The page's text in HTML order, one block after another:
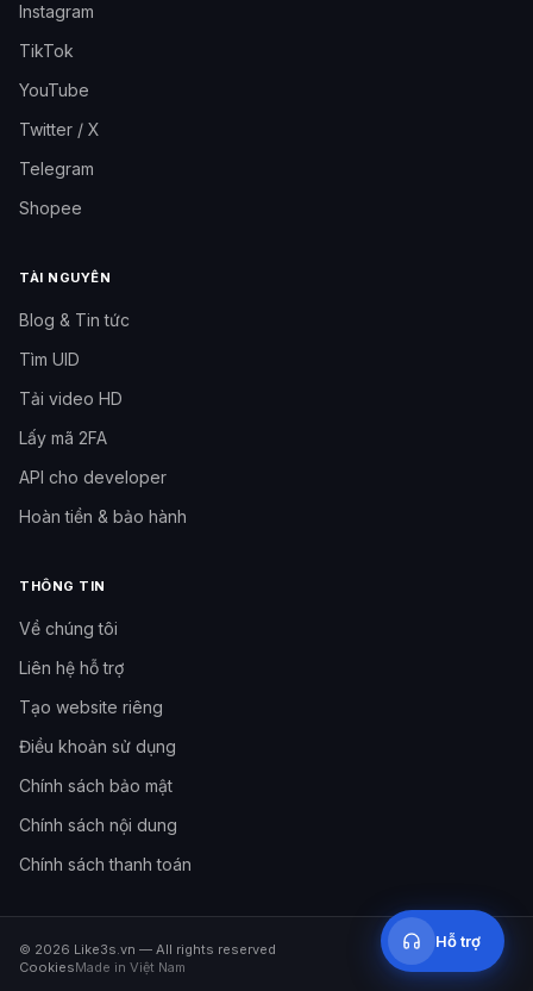
Hỗ trợ
Instagram
TikTok
YouTube
Twitter / X
Telegram
Shopee
TÀI NGUYÊN
Blog & Tin tức
Tìm UID
Tải video HD
Lấy mã 2FA
API cho developer
Hoàn tiền & bảo hành
THÔNG TIN
Về chúng tôi
Liên hệ hỗ trợ
Tạo website riêng
Điều khoản sử dụng
Chính sách bảo mật
Chính sách nội dung
Chính sách thanh toán
© 2026 Like3s.vn — All rights reserved
CookiesMade in Việt Nam